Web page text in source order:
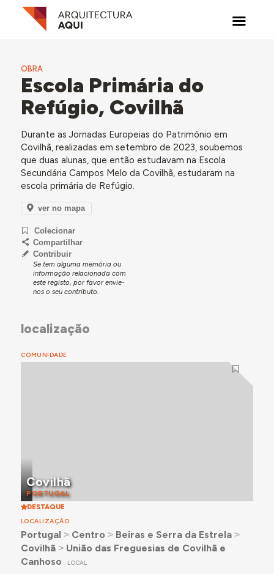
OBRA
Escola Primária do
Refúgio, Covilhã
Durante as Jornadas Europeias do Património em
Covilhã, realizadas em setembro de 2023, soubemos
que duas alunas, que então estudavam na Escola
Secundária Campos Melo da Covilhã, estudaram na
escola primária de Refúgio.
ver no mapa
Colecionar
Compartilhar
Contribuir
Se tem alguma memória ou
informação relacionada com
este registo, por favor envie-
nos o seu contributo.
localização
COMUNIDADE
Covilhã
PORTUGAL
DESTAQUE
LOCALIZAÇÃO
Portugal ˃ Centro ˃ Beiras e Serra da Estrela˃
Covilhã˃ União das Freguesias de Covilhã e
Canhoso
LOCAL